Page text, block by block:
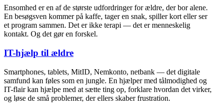
Ensomhed er en af de største udfordringer for ældre, der bor alene.
En besøgsven kommer på kaffe, tager en snak, spiller kort eller ser
et program sammen. Det er ikke terapi — det er menneskelig
kontakt. Og det gør en forskel.
IT-hjælp til ældre
Smartphones, tablets, MitID, Nemkonto, netbank — det digitale
samfund kan føles som en jungle. En hjælper med tålmodighed og
IT-flair kan hjælpe med at sætte ting op, forklare hvordan det virker,
og løse de små problemer, der ellers skaber frustration.